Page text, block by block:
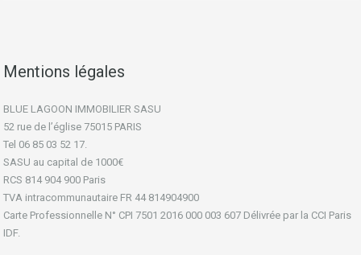
Mentions légales
BLUE LAGOON IMMOBILIER SASU
52 rue de l’église 75015 PARIS
Tel 06 85 03 52 17.
SASU au capital de 1000€
RCS 814 904 900 Paris
TVA intracommunautaire FR 44 814904900
Carte Professionnelle N° CPI 7501 2016 000 003 607 Délivrée par la CCI Paris
IDF.